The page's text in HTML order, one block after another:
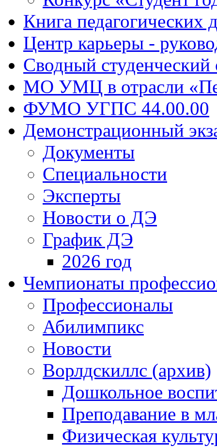
Книга педагогических
Центр карьеры -
Сводный
МО УМЦ в отрасли
ФУМО УГПС 44.00.00
Демонстрационный
Документы
Специальности
Эксперты
Новости о ДЭ
График ДЭ
2026 год
Чемпионаты
Профессионалы
Абилимпикс
Новости
Ворлдскиллс (архив)
Дошкольное
Преподавание в
Физическая